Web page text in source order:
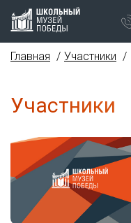
Главная Участники
Участники